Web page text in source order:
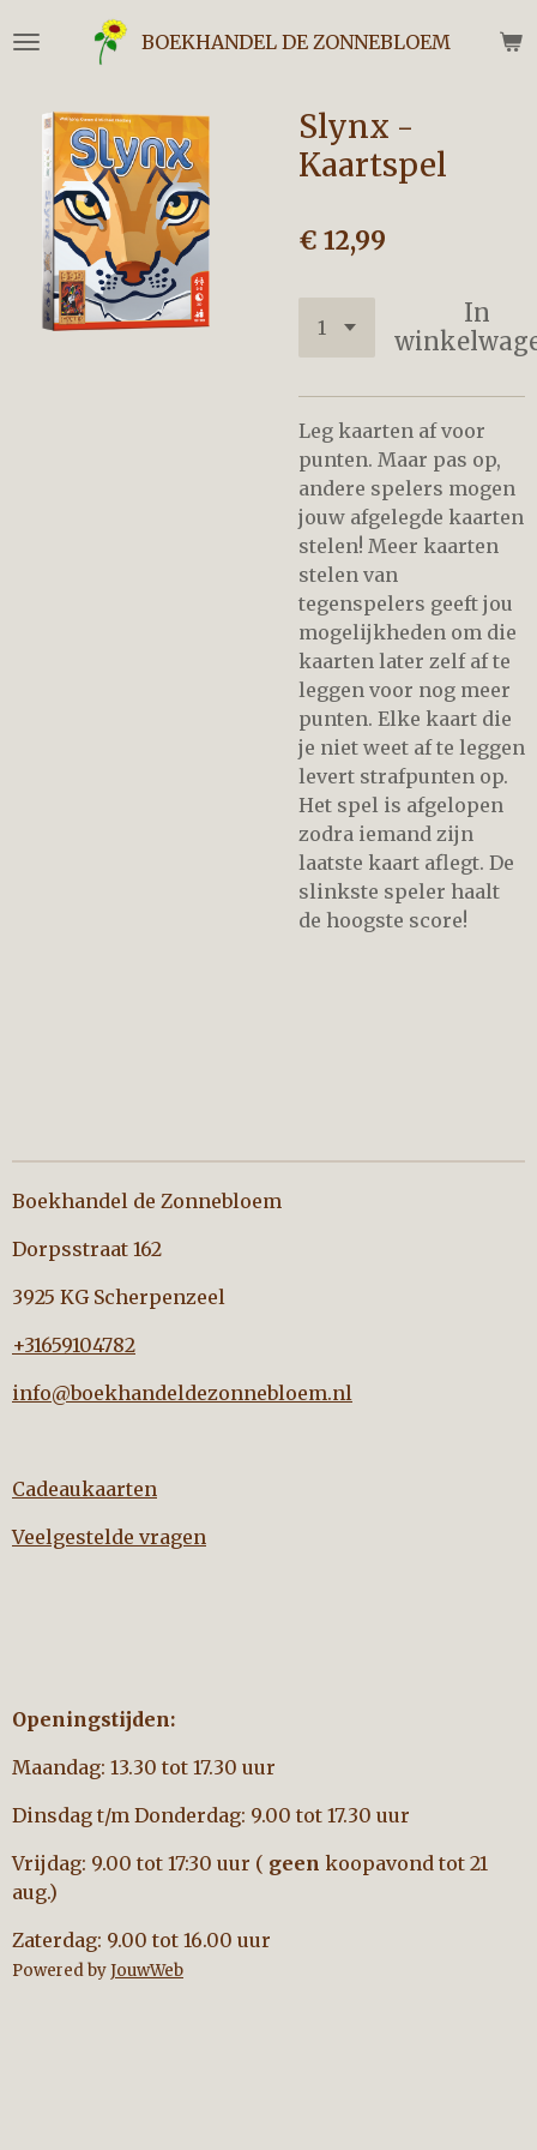
direct
hoofdinhoud
BOEKHANDEL DE ZONNEBLOEM
Slynx -
Kaartspel
€ 12,99
In
Leg kaarten af voor
punten. Maar pas op,
andere spelers mogen
jouw afgelegde kaarten
stelen! Meer kaarten
stelen van
tegenspelers geeft jou
mogelijkheden om die
kaarten later zelf af te
leggen voor nog meer
punten. Elke kaart die
je niet weet af te leggen
levert strafpunten op.
Het spel is afgelopen
zodra iemand zijn
laatste kaart aflegt. De
slinkste speler haalt
de hoogste score!
Boekhandel de Zonnebloem
Dorpsstraat 162
3925 KG Scherpenzeel
+31659104782
info@boekhandeldezonnebloem.nl
Cadeaukaarten
Veelgestelde vragen
Openingstijden:
Maandag: 13.30 tot 17.30 uur
Dinsdag t/m Donderdag: 9.00 tot 17.30 uur
Vrijdag: 9.00 tot 17:30 uur ( geen koopavond tot 21
aug.)
Zaterdag: 9.00 tot 16.00 uur
Powered byJouwWeb